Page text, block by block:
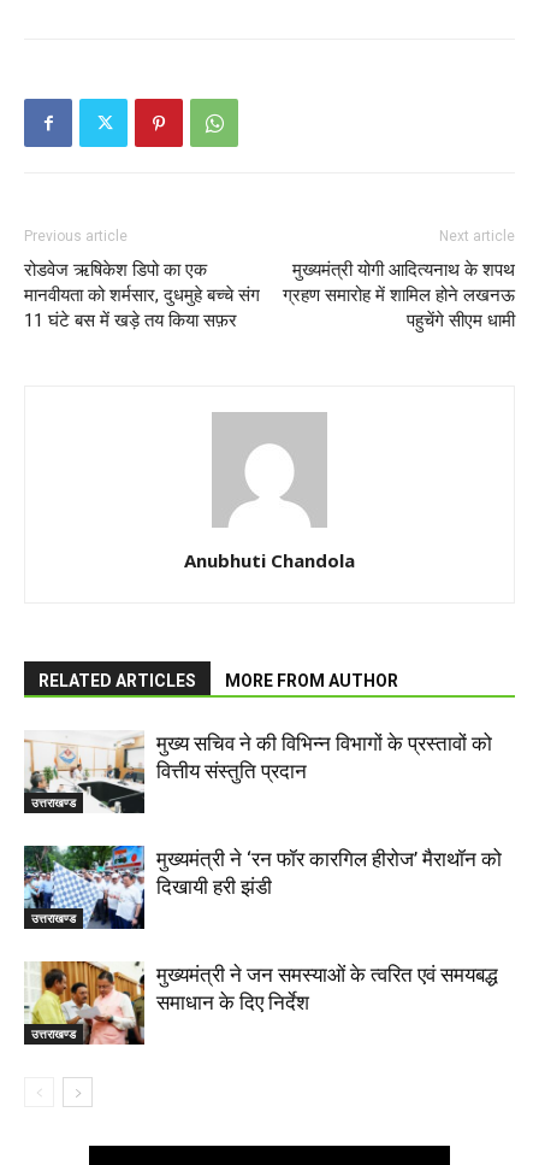
Previous article
रोडवेज ऋषिकेश डिपो का एक
मानवीयता को शर्मसार, दुधमुहे बच्चे संग
11 घंटे बस में खड़े तय किया सफ़र
Next article
मुख्यमंत्री योगी आदित्यनाथ के शपथ
ग्रहण समारोह में शामिल होने लखनऊ
पहुचेंगे सीएम धामी
Anubhuti Chandola
RELATED ARTICLES MORE FROM AUTHOR
उत्तराखण्ड
मुख्य सचिव ने की विभिन्न विभागों के प्रस्तावों को
वित्तीय संस्तुति प्रदान
उत्तराखण्ड
मुख्यमंत्री ने ‘रन फॉर कारगिल हीरोज’ मैराथॉन को
दिखायी हरी झंडी
उत्तराखण्ड
मुख्यमंत्री ने जन समस्याओं के त्वरित एवं समयबद्ध
समाधान के दिए निर्देश